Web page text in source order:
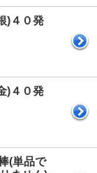
)４０発
)４０発
(単品で